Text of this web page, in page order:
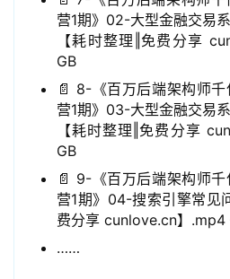
营1期》02-大型金融交易
【耗时整理‖免费分享
GB
📄 8-《百万后端架构师
营1期》03-大型金融交易
【耗时整理‖免费分享
GB
📄 9-《百万后端架构师
营1期》04-搜索引擎常见
费分享 cunlove.cn】.mp4
……